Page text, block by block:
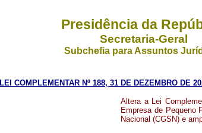
Presidência da
Secretaria-Geral
Subchefia para Assuntos
LEI COMPLEMENTAR Nº 188, 31 DE DEZEMBRO DE
Altera a Lei
Empresa de Pequeno
Nacional (CGSN) e